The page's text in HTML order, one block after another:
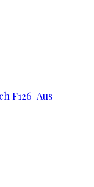
F126-Aus